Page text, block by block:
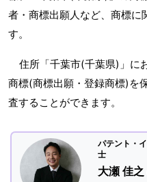
者・商標出願人など、商標に
す。
住所「千葉市(千葉県)」に
商標(商標出願・登録商標)を
査することができます。
パテント・
士
大瀬 佳之